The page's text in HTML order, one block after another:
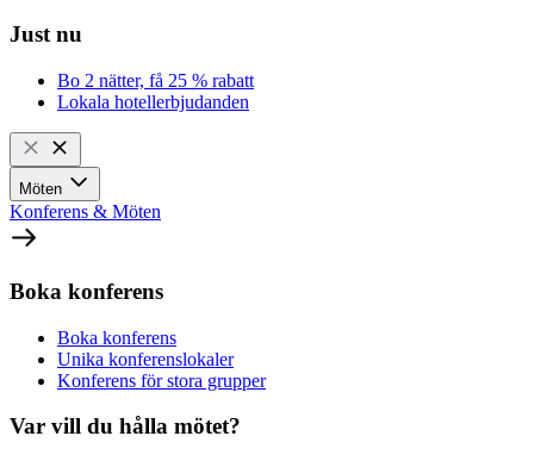
Just nu
Bo 2 nätter, få 25 % rabatt
Lokala hotellerbjudanden
Möten
Konferens & Möten
Boka konferens
Boka konferens
Unika konferenslokaler
Konferens för stora grupper
Var vill du hålla mötet?